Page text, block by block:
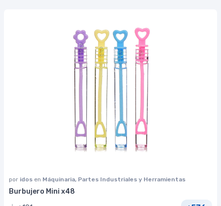
por idos en Máquinaria, Partes Industriales y Herramientas
Burbujero Mini x48